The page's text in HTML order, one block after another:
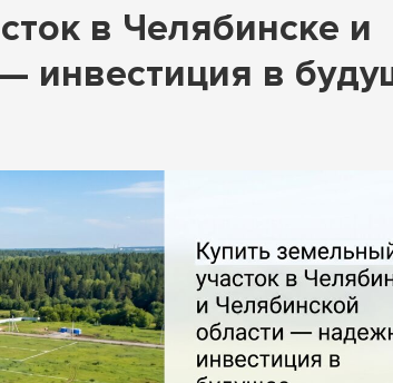
в Челябинске и
инвестиция в